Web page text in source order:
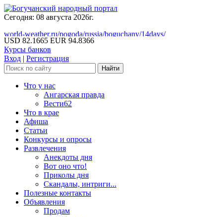
Сегодня: 08 августа 2026г.
world-weather.ru/pogoda/russia/boguchany/14days/
USD 82.1665 EUR 94.8366
Курсы банков
Вход | Регистрация
Что у нас
Ангарская правда
Вести62
Что в крае
Афиша
Статьи
Конкурсы и опросы
Развлечения
Анекдоты дня
Вот оно что!
Приколы дня
Скандалы, интриги...
Полезные контакты
Объявления
Продам